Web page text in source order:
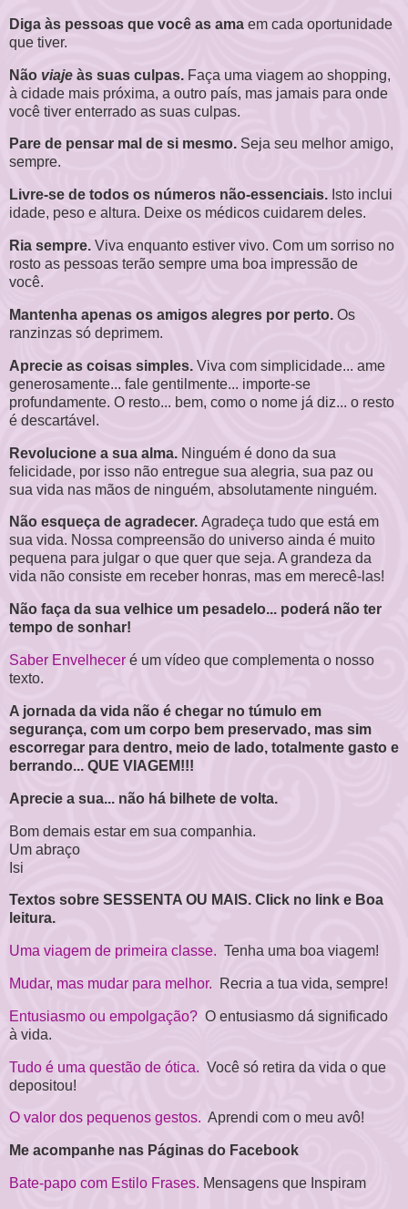
Diga às pessoas que você as ama em cada oportunidade
que tiver.
Não viaje às suas culpas. Faça uma viagem ao shopping,
à cidade mais próxima, a outro país, mas jamais para onde
você tiver enterrado as suas culpas.
Pare de pensar mal de si mesmo. Seja seu melhor amigo,
sempre.
Livre-se de todos os números não-essenciais. Isto inclui
idade, peso e altura. Deixe os médicos cuidarem deles.
Ria sempre. Viva enquanto estiver vivo. Com um sorriso no
rosto as pessoas terão sempre uma boa impressão de
você.
Mantenha apenas os amigos alegres por perto. Os
ranzinzas só deprimem.
Aprecie as coisas simples. Viva com simplicidade... ame
generosamente... fale gentilmente... importe-se
profundamente. O resto... bem, como o nome já diz... o resto
é descartável.
Revolucione a sua alma. Ninguém é dono da sua
felicidade, por isso não entregue sua alegria, sua paz ou
sua vida nas mãos de ninguém, absolutamente ninguém.
Não esqueça de agradecer. Agradeça tudo que está em
sua vida. Nossa compreensão do universo ainda é muito
pequena para julgar o que quer que seja. A grandeza da
vida não consiste em receber honras, mas em merecê-las!
Não faça da sua velhice um pesadelo... poderá não ter
tempo de sonhar!
Saber Envelhecer é um vídeo que complementa o nosso
texto.
A jornada da vida não é chegar no túmulo em
segurança, com um corpo bem preservado, mas sim
escorregar para dentro, meio de lado, totalmente gasto e
berrando... QUE VIAGEM!!!
Aprecie a sua... não há bilhete de volta.
Bom demais estar em sua companhia.
Um abraço
Isi
Textos sobre SESSENTA OU MAIS. Click no link e Boa
leitura.
Uma viagem de primeira classe. Tenha uma boa viagem!
Mudar, mas mudar para melhor. Recria a tua vida, sempre!
Entusiasmo ou empolgação? O entusiasmo dá significado
à vida.
Tudo é uma questão de ótica. Você só retira da vida o que
depositou!
O valor dos pequenos gestos. Aprendi com o meu avô!
Me acompanhe nas Páginas do Facebook
Bate-papo com Estilo Frases. Mensagens que Inspiram